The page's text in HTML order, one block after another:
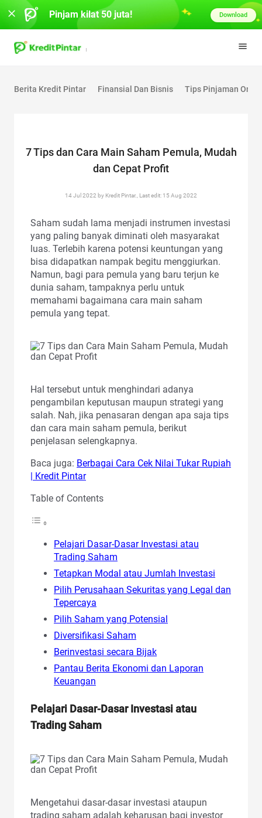
Berita Kredit Pintar Finansial Dan Bisnis Tips Pinjaman
7 Tips dan Cara Main Saham Pemula, Mudah
dan Cepat Profit
14 Jul 2022 by Kredit Pintar., Last edit: 15 Aug 2022
Saham sudah lama menjadi instrumen investasi
yang paling banyak diminati oleh masyarakat
luas. Terlebih karena potensi keuntungan yang
bisa didapatkan nampak begitu menggiurkan.
Namun, bagi para pemula yang baru terjun ke
dunia saham, tampaknya perlu untuk
memahami bagaimana cara main saham
pemula yang tepat.
Hal tersebut untuk menghindari adanya
pengambilan keputusan maupun strategi yang
salah. Nah, jika penasaran dengan apa saja tips
dan cara main saham pemula, berikut
penjelasan selengkapnya.
Baca juga: Berbagai Cara Cek Nilai Tukar Rupiah
| Kredit Pintar
Table of Contents
Pelajari Dasar-Dasar Investasi atau
Trading Saham
Tetapkan Modal atau Jumlah Investasi
Pilih Perusahaan Sekuritas yang Legal dan
Tepercaya
Pilih Saham yang Potensial
Diversifikasi Saham
Berinvestasi secara Bijak
Pantau Berita Ekonomi dan Laporan
Keuangan
Pelajari Dasar-Dasar Investasi atau
Trading Saham
Mengetahui dasar-dasar investasi ataupun
trading saham adalah keharusan bagi investor
Pinjam kilat 50 juta! Download